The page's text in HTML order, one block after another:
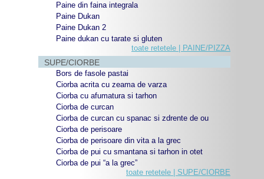
Paine din faina integrala
Paine Dukan
Paine Dukan 2
Paine dukan cu tarate si gluten
toate retetele | PAINE/PIZZA
SUPE/CIORBE
Bors de fasole pastai
Ciorba acrita cu zeama de varza
Ciorba cu afumatura si tarhon
Ciorba de curcan
Ciorba de curcan cu spanac si zdrente de ou
Ciorba de perisoare
Ciorba de perisoare din vita a la grec
Ciorba de pui cu smantana si tarhon in otet
Ciorba de pui “a la grec”
toate retetele | SUPE/CIORBE